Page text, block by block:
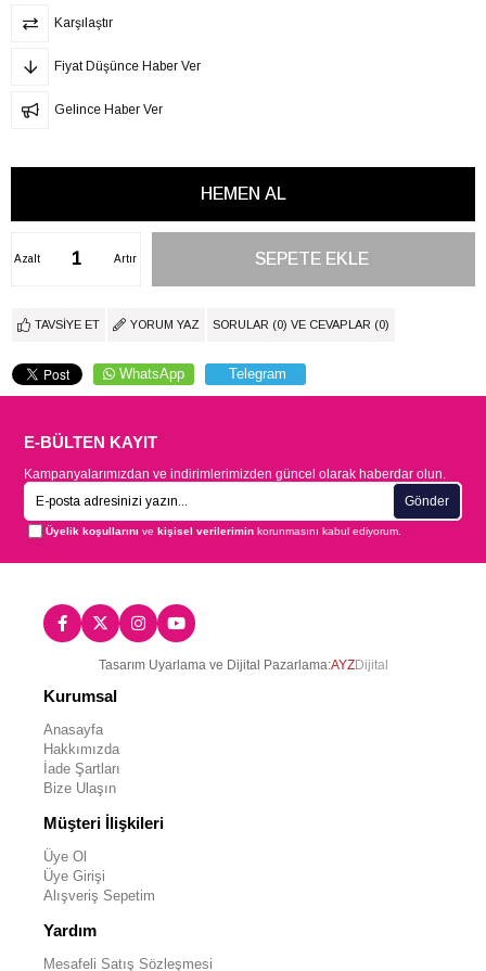
Karşılaştır
Fiyat Düşünce Haber Ver
Gelince Haber Ver
Artır
Azalt
TAVSIYE ET YORUM YAZ SORULAR (0) VE CEVAPLAR (0)
WhatsApp Telegram
E-BÜLTEN KAYIT
Kampanyalarımızdan ve indirimlerimizden güncel olarak haberdar olun.
Gönder
Üyelik koşullarını vekişisel verilerimin korunmasını kabul ediyorum.
Tasarım Uyarlama ve Dijital Pazarlama:AYZDijital
Kurumsal
Anasayfa
Hakkımızda
İade Şartları
Bize Ulaşın
Müşteri İlişkileri
Üye Ol
Üye Girişi
Alışveriş Sepetim
Yardım
Mesafeli Satış Sözleşmesi